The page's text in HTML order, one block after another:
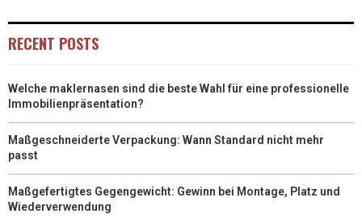
RECENT POSTS
Welche maklernasen sind die beste Wahl für eine professionelle
Immobilienpräsentation?
Maßgeschneiderte Verpackung: Wann Standard nicht mehr
passt
Maßgefertigtes Gegengewicht: Gewinn bei Montage, Platz und
Wiederverwendung